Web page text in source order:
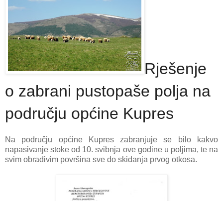
Rješenje
o zabrani pustopaše polja na
području općine Kupres
Na području općine Kupres zabranjuje se bilo kakvo
napasivanje stoke od 10. svibnja ove godine u poljima, te na
svim obradivim površina sve do skidanja prvog otkosa.